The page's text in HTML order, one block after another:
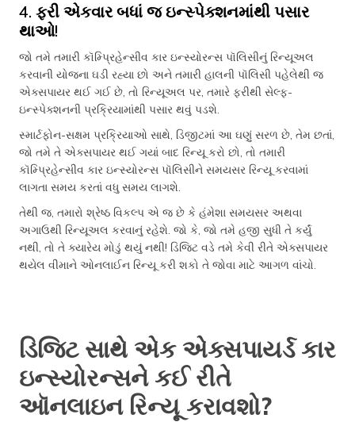
4. ફરી એકવાર બધાં જ ઇન્સ્પેક્શનમાંથી પસાર
થાઓ!
જો તમે તમારી કૉમ્પ્રિહેન્સીવ કાર ઇન્સ્યોરન્સ પૉલિસીનું રિન્યૂઅલ
કરવાની યોજના ઘડી રહ્યા છો અને તમારી હાલની પૉલિસી પહેલેથી જ
એક્સપાયર થઈ ગઈ છે, તો રિન્યૂઅલ પર, તમારે ફરીથી સેલ્ફ-
ઇન્સ્પેક્શનની પ્રક્રિયામાંથી પસાર થવું પડશે.
સ્માર્ટફોન-સક્ષમ પ્રક્રિયાઓ સાથે, ડિજીટમાં આ ઘણું સરળ છે, તેમ છતાં,
જો તમે તે એક્સપાયર થઈ ગયાં બાદ રિન્યૂ કરો છો, તો તમારી
કૉમ્પ્રિહેન્સીવ કાર ઇન્સ્યોરન્સ પૉલિસીને સમયસર રિન્યૂ કરવામાં
લાગતા સમય કરતાં વધુ સમય લાગશે.
તેથી જ, તમારો શ્રેષ્ઠ વિકલ્પ એ જ છે કે હંમેશા સમયસર અથવા
અગાઉથી રિન્યૂઅલ કરવાનું રહેશે. જો કે, જો તમે હજી સુધી તે કર્યું
નથી, તો તે ક્યારેય મોડું થયું નથી! ડિજિટ વડે તમે કેવી રીતે એક્સપાયર
થયેલ વીમાને ઓનલાઈન રિન્યૂ કરી શકો તે જોવા માટે આગળ વાંચો.
ડિજિટ સાથે એક એક્સપાયર્ડ કાર
ઇન્સ્યોરન્સને કઈ રીતે
ઑનલાઇન રિન્યૂ કરાવશો?